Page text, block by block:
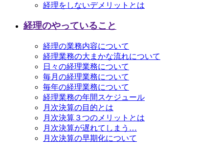
経理をしないデメリットとは
経理のやっていること
経理の業務内容について
経理業務の大まかな流れについて
日々の経理業務について
毎月の経理業務について
毎年の経理業務について
経理業務の年間スケジュール
月次決算の目的とは
月次決算３つのメリットとは
月次決算が遅れてしまう…
月次決算の早期化について